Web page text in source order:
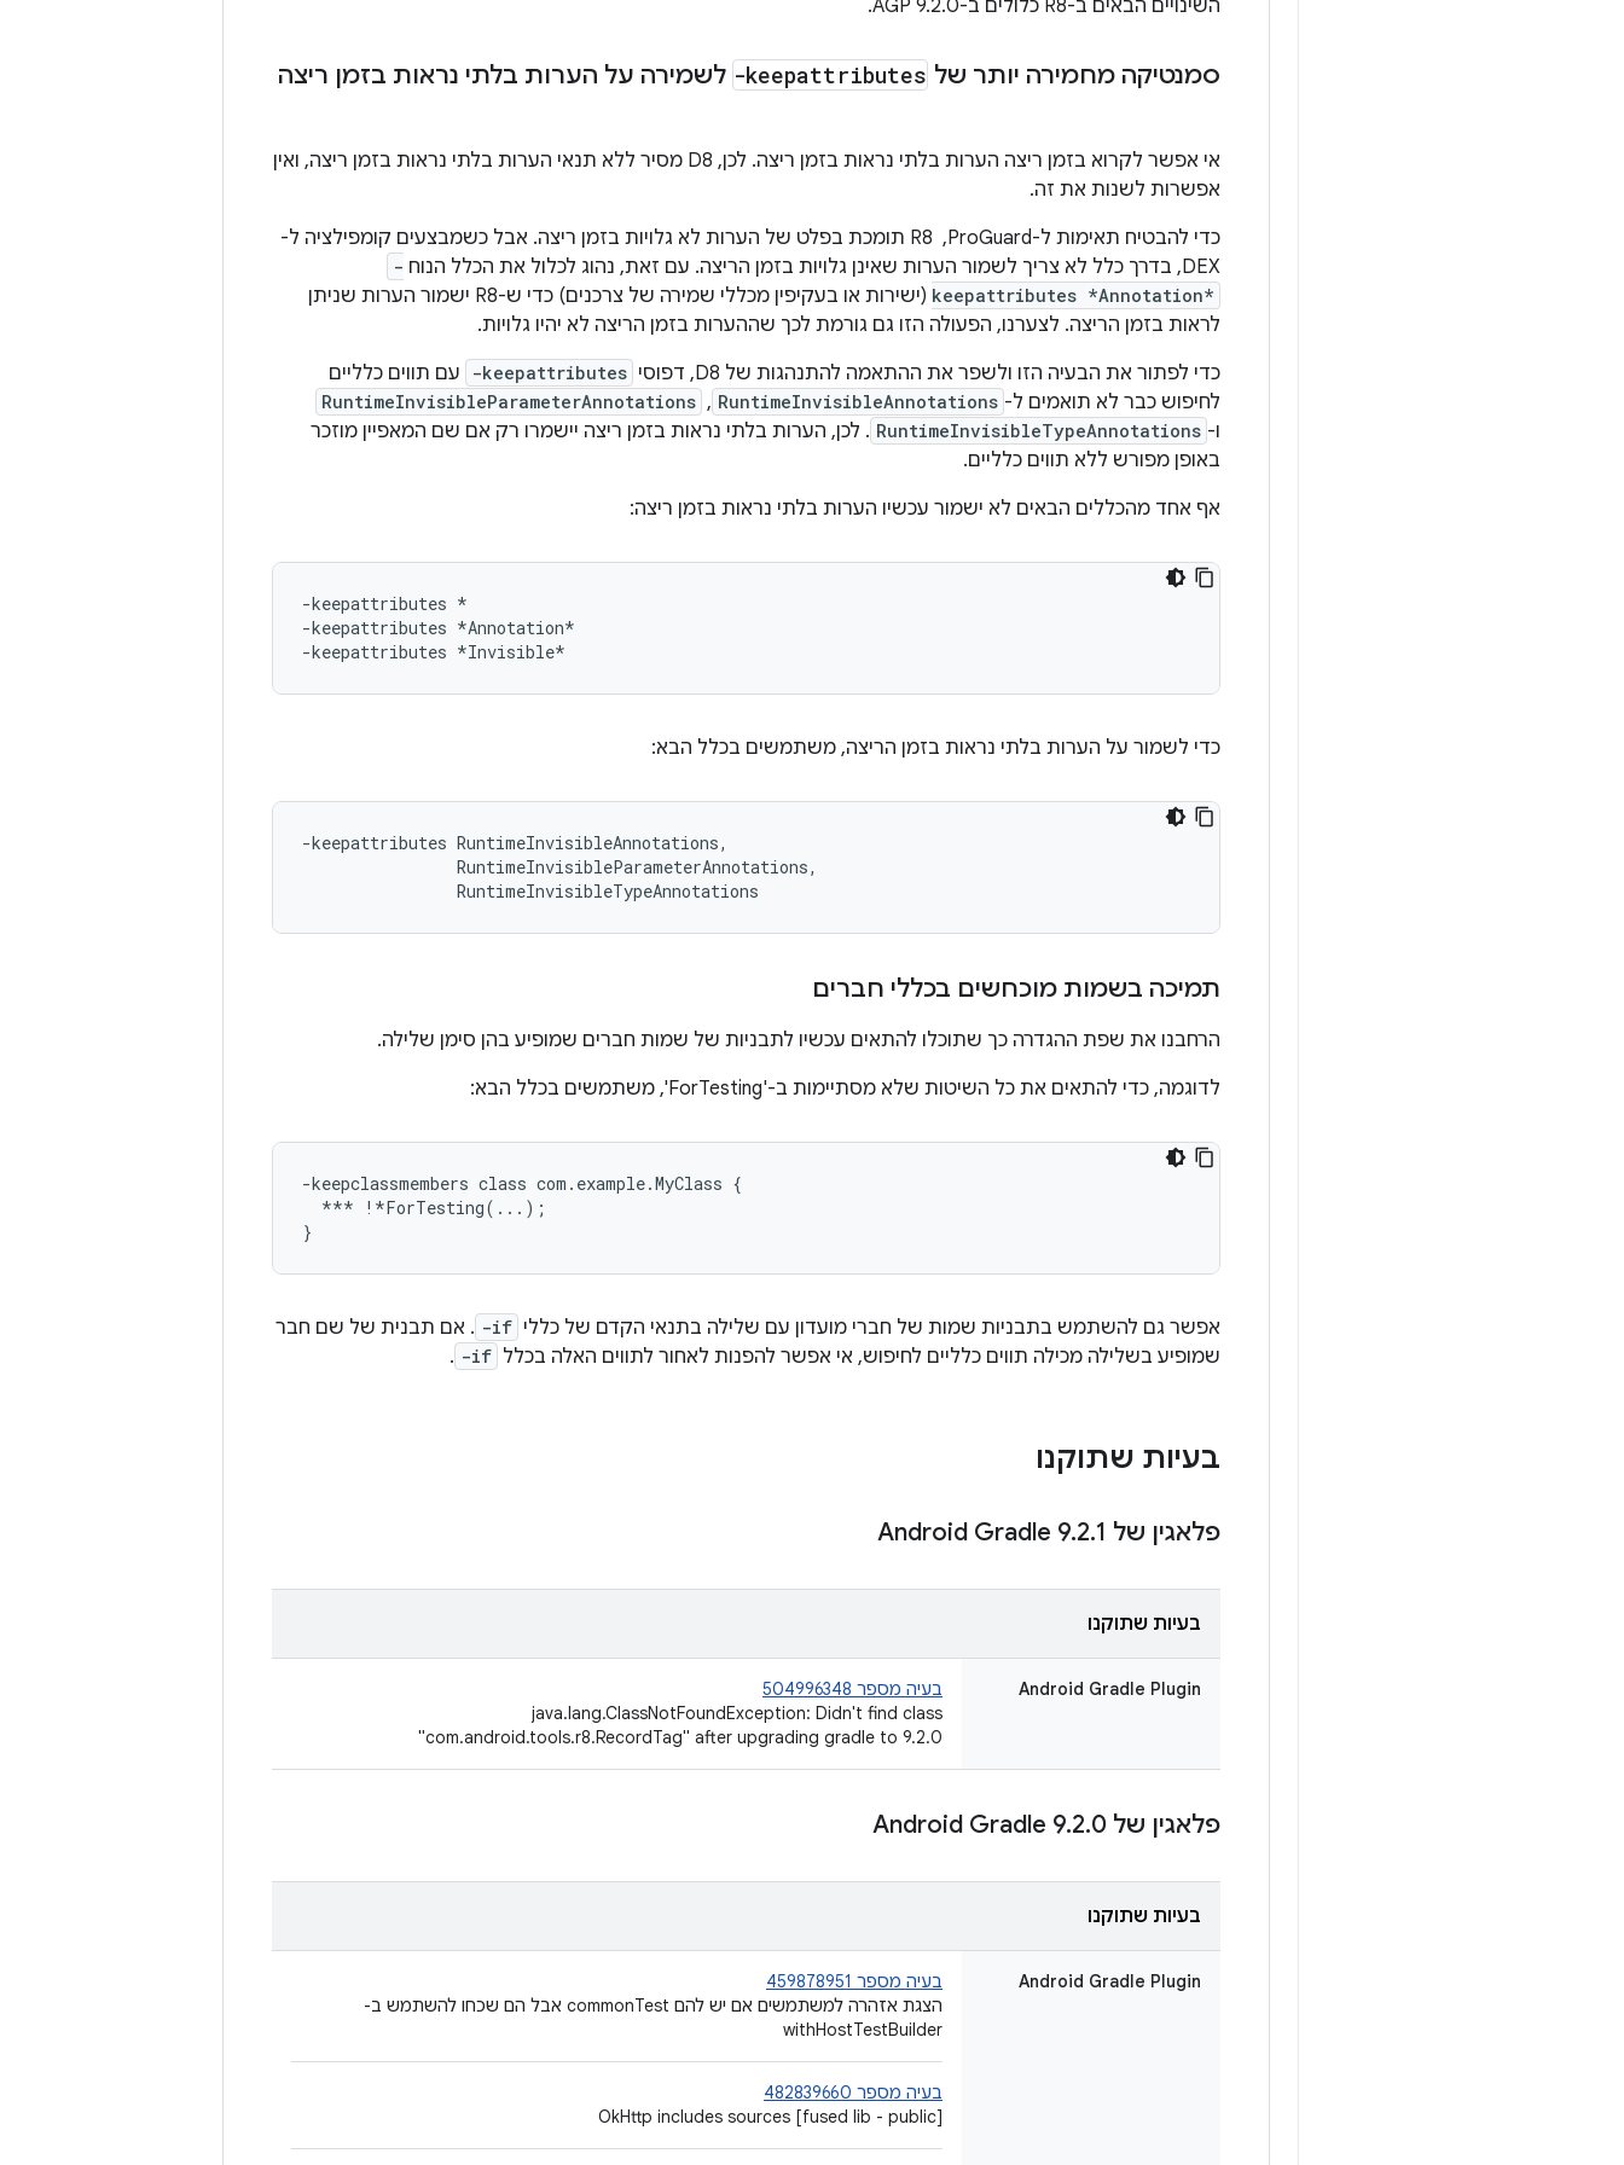
השינויים הבאים ב-R8 כלולים ב-AGP 9.2.0.
סמנטיקה מחמירה יותר של -keepattributes לשמירה על הערות בלתי נראות בזמן ריצה
אי אפשר לקרוא בזמן ריצה הערות בלתי נראות בזמן ריצה. לכן,‏ D8 מסיר ללא תנאי הערות בלתי נראות בזמן ריצה, ואין
אפשרות לשנות את זה.
כדי להבטיח תאימות ל-ProGuard, ‏ R8 תומכת בפלט של הערות לא גלויות בזמן ריצה. אבל כשמבצעים קומפילציה ל-
DEX, בדרך כלל לא צריך לשמור הערות שאינן גלויות בזמן הריצה. עם זאת, נהוג לכלול את הכלל הנוח
-
keepattributes *Annotation*
(ישירות או בעקיפין מכללי שמירה של צרכנים) כדי ש-R8 ישמור הערות שניתן
לראות בזמן הריצה. לצערנו, הפעולה הזו גם גורמת לכך שההערות בזמן הריצה לא יהיו גלויות.
כדי לפתור את הבעיה הזו ולשפר את ההתאמה להתנהגות של D8, דפוסי
-keepattributes
עם תווים כלליים
לחיפוש כבר לא תואמים ל- RuntimeInvisibleAnnotations
,‏
RuntimeInvisibleParameterAnnotations
ו- RuntimeInvisibleTypeAnnotations . לכן, הערות בלתי נראות בזמן ריצה יישמרו רק אם שם המאפיין מוזכר
באופן מפורש ללא תווים כלליים.
אף אחד מהכללים הבאים לא ישמור עכשיו הערות בלתי נראות בזמן ריצה:
-keepattributes *
-keepattributes *Annotation*
כדי לשמור על הערות בלתי נראות בזמן הריצה, משתמשים בכלל הבא:
-keepattributes RuntimeInvisibleAnnotations,
                RuntimeInvisibleParameterAnnotations,
תמיכה בשמות מוכחשים בכללי חברים
הרחבנו את שפת ההגדרה כך שתוכלו להתאים עכשיו לתבניות של שמות חברים שמופיע בהן סימן שלילה.
לדוגמה, כדי להתאים את כל השיטות שלא מסתיימות ב-'ForTesting', משתמשים בכלל הבא:
-keepclassmembers class com.example.MyClass {
  *** !*ForTesting(...);
אפשר גם להשתמש בתבניות שמות של חברי מועדון עם שלילה בתנאי הקדם של כללי -if . אם תבנית של שם חבר
שמופיע בשלילה מכילה תווים כלליים לחיפוש, אי אפשר להפנות לאחור לתווים האלה בכלל -if
.
בעיות שתוקנו
פלאגין של Android Gradle 9 .2.1
בעיות שתוקנו
Android Gradle Plugin
בעיה מספר 504996348
‪java.lang.ClassNotFoundException: Didn't find class
"com.android.tools.r8.RecordTag" after upgrading gradle to 9.2.0
פלאגין של Android Gradle 9 .2.0
בעיות שתוקנו
Android Gradle Plugin
בעיה מספר 459878951
הצגת אזהרה למשתמשים אם יש להם commonTest אבל הם שכחו להשתמש ב-
withHostTestBuilder
בעיה מספר 482839660
‫[fused lib - public] OkHttp includes sources